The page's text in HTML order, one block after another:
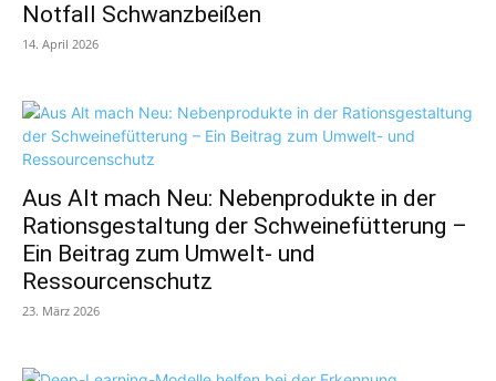
Notfall Schwanzbeißen
14. April 2026
Aus Alt mach Neu: Nebenprodukte in der
Rationsgestaltung der Schweinefütterung –
Ein Beitrag zum Umwelt- und
Ressourcenschutz
23. März 2026